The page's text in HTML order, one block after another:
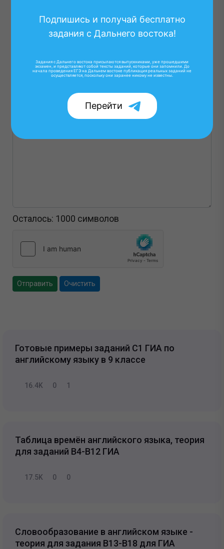
Осталось: 1000 символов
Отправить Очистить
Готовые примеры заданий С1 ГИА по
английскому языку в 9 классе
16.4K 0 1
Таблица времён английского языка, теория
для заданий B4-B12 ГИА
17.5K 0 0
Словообразование в английском языке -
теория для задания В13-В18 для ГИА
Подпишись и получай бесплатно
задания с Дальнего востока!
Задания с Дальнего востока присылаются выпускниками, уже прошедшими
экзамен, и представляют собой тексты заданий, которые они запомнили. До
начала проведения ЕГЭ на Дальнем востоке публикация реальных заданий не
осуществляется, поскольку они заранее никому не известны.
Перейти